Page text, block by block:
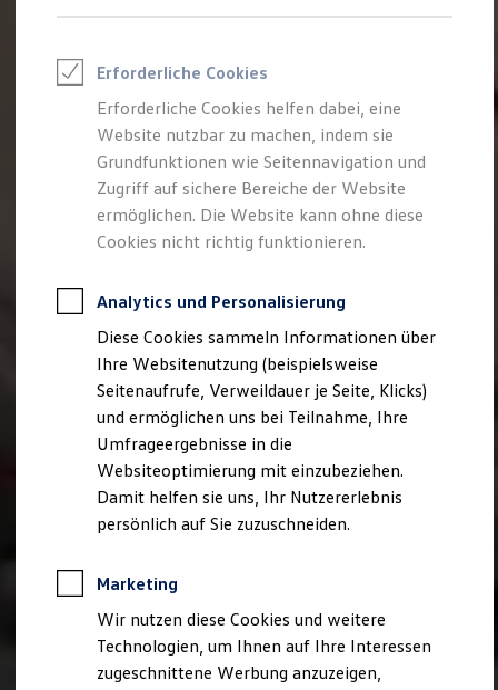
Elektromobilität bei Gebrauchtwagen
Saisonangebote
Reifenpakete
Leasing
Leasing-Angebote
Gebrauchtwagen Leasing
Junge Gebrauchtwagen-Leasing
Elektroauto Leasing
Kleinwagen-Leasing
Autokredit mit Schlussrate
Versicherungen und Garantien
Kfz-Versicherung
Restschuldversicherungen
Garantien
Wartungsverträge
Geschäftskunden
Professional Class bei Volkswagen
Großkunden
Behörden
Direktkunden
Sonderfahrzeuge
Elektromobilität
Elektroautos
Elektrofahrzeugkonzepte
ID. EVERY1
Reichweite
Erforderliche Cookies
Erforderliche Cookies helfen dabei, eine
Website nutzbar zu machen, indem sie
Grundfunktionen wie Seitennavigation und
Zugriff auf sichere Bereiche der Website
ermöglichen. Die Website kann ohne diese
Cookies nicht richtig funktionieren.
Analytics und Personalisierung
Diese Cookies sammeln Informationen über
Ihre Websitenutzung (beispielsweise
Seitenaufrufe, Verweildauer je Seite, Klicks)
und ermöglichen uns bei Teilnahme, Ihre
Umfrageergebnisse in die
Websiteoptimierung mit einzubeziehen.
Damit helfen sie uns, Ihr Nutzererlebnis
persönlich auf Sie zuzuschneiden.
Marketing
Wir nutzen diese Cookies und weitere
Technologien, um Ihnen auf Ihre Interessen
zugeschnittene Werbung anzuzeigen,